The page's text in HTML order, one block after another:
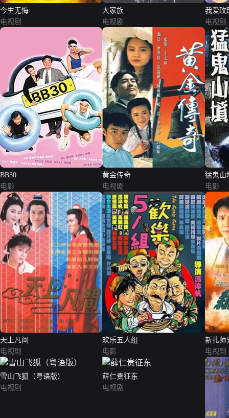
今生无悔
电视剧
大家族
电视剧
我爱玫
电视剧
BB30
电影
黄金传奇
电视剧
猛鬼山
电影
天上凡间
电视剧
欢乐五人组
电影
新扎师
电视剧
雪山飞狐（粤语版）
电视剧
薛仁贵征东
电视剧